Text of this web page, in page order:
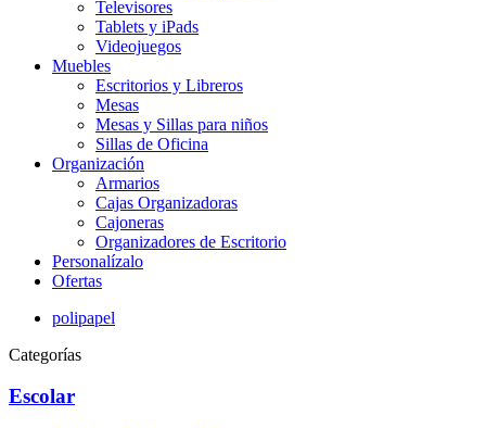
Televisores
Tablets y iPads
Videojuegos
Muebles
Escritorios y Libreros
Mesas
Mesas y Sillas para niños
Sillas de Oficina
Organización
Armarios
Cajas Organizadoras
Cajoneras
Organizadores de Escritorio
Personalízalo
Ofertas
polipapel
Categorías
Escolar